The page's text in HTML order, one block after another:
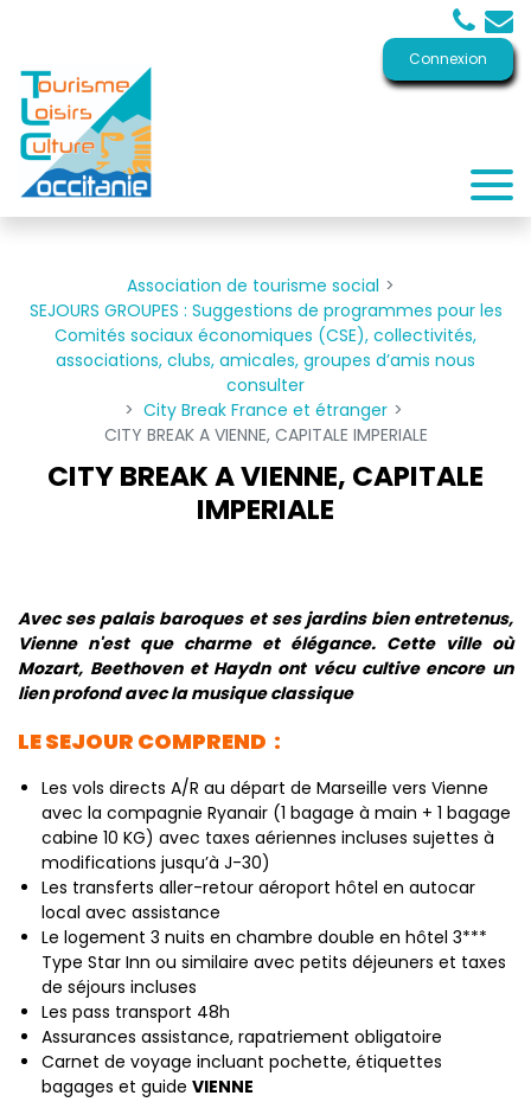
Connexion
Association de tourisme social
SEJOURS GROUPES : Suggestions de programmes pour les
Comités sociaux économiques (CSE), collectivités,
associations, clubs, amicales, groupes d’amis nous
consulter
City Break France et étranger
CITY BREAK A VIENNE, CAPITALE IMPERIALE
CITY BREAK A VIENNE, CAPITALE
IMPERIALE
Avec ses palais baroques et ses jardins bien entretenus,
Vienne n'est que charme et élégance. Cette ville où
Mozart, Beethoven et Haydn ont vécu cultive encore un
lien profond avec la musique classique
LE SEJOUR COMPREND :
Les vols directs A/R au départ de Marseille vers Vienne
avec la compagnie Ryanair (1 bagage à main + 1 bagage
cabine 10 KG) avec taxes aériennes incluses sujettes à
modifications jusqu’à J-30)
Les transferts aller-retour aéroport hôtel en autocar
local avec assistance
Le logement 3 nuits en chambre double en hôtel 3***
Type Star Inn ou similaire avec petits déjeuners et taxes
de séjours incluses
Les pass transport 48h
Assurances assistance, rapatriement obligatoire
Carnet de voyage incluant pochette, étiquettes
bagages et guide VIENNE